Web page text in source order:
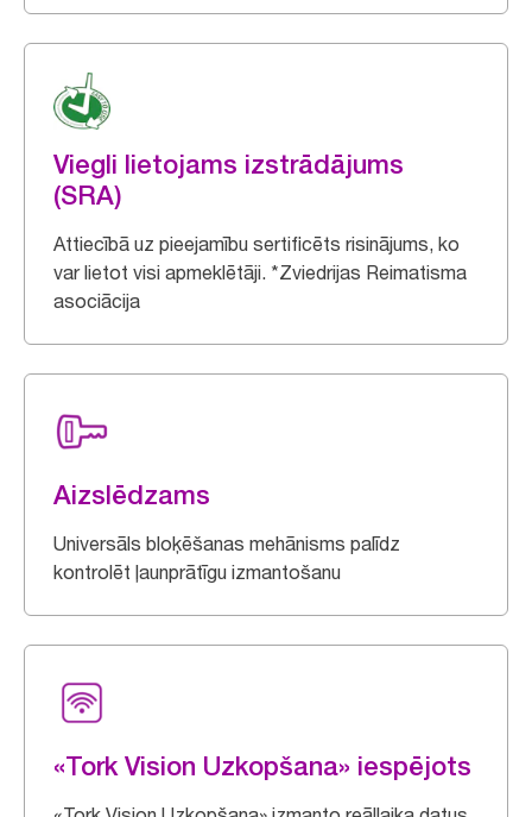
Viegli lietojams izstrādājums
(SRA)
Attiecībā uz pieejamību sertificēts risinājums, ko
var lietot visi apmeklētāji. *Zviedrijas Reimatisma
asociācija
Aizslēdzams
Universāls bloķēšanas mehānisms palīdz
kontrolēt ļaunprātīgu izmantošanu
«Tork Vision Uzkopšana» iespējots